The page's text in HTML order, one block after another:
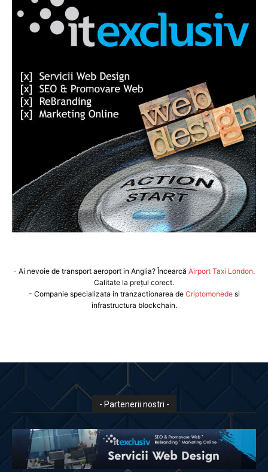
- Ai nevoie de transport aeroport in Anglia? Încearcă Airport Taxi London.
Calitate la prețul corect.
- Companie specializata in tranzactionarea de Criptomonedesi
infrastructura blockchain.
- Partenerii nostri -